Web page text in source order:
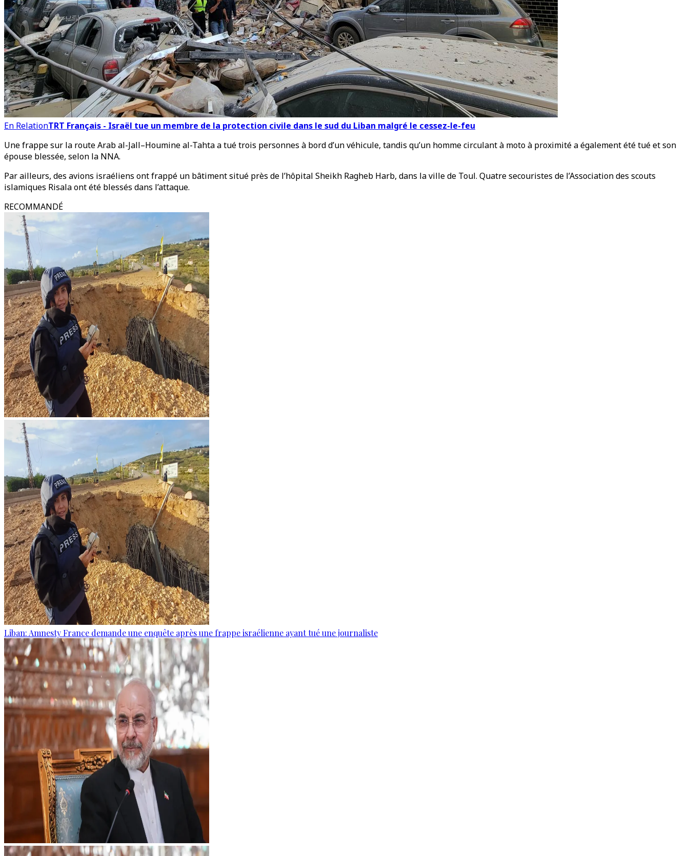
En RelationTRT Français - Israël tue un membre de la protection civile dans le sud du Liban malgré le cessez-le-feu
Une frappe sur la route Arab al-Jall–Houmine al-Tahta a tué trois personnes à bord d’un véhicule, tandis qu’un homme circulant à moto à proximité a également été tué et son
épouse blessée, selon la NNA.
Par ailleurs, des avions israéliens ont frappé un bâtiment situé près de l’hôpital Sheikh Ragheb Harb, dans la ville de Toul. Quatre secouristes de l’Association des scouts
islamiques Risala ont été blessés dans l’attaque.
RECOMMANDÉ
Liban: Amnesty France demande une enquête après une frappe israélienne ayant tué une journaliste